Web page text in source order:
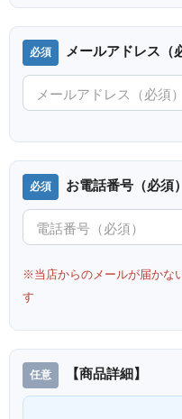
メールアドレス（
お電話番号（必須）
※当店からのメールが届かな
す
【商品詳細】